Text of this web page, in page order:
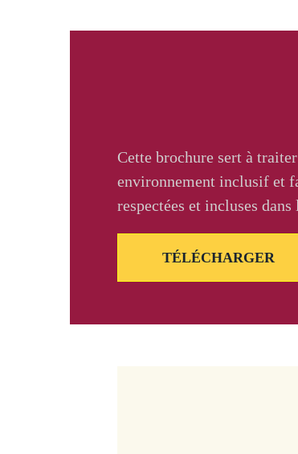
Cette brochure sert à
environnement inclusif et
respectées et incluses
TÉLÉCHARGER